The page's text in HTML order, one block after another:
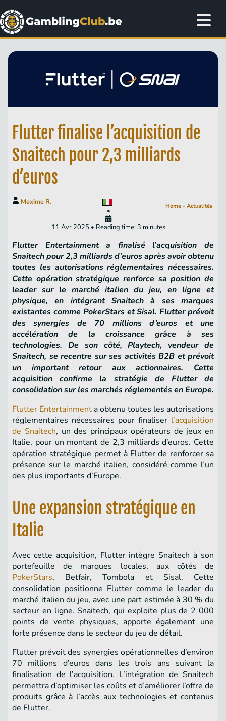
Flutter finalise l’acquisition de
Snaitech pour 2,3 milliards
d’euros
Maxime R.
•
11 Avr 2025 • Reading time: 3 minutes
Home - Actualités
Flutter Entertainment a finalisé l’acquisition de
Snaitech pour 2,3 milliards d’euros après avoir obtenu
toutes les autorisations réglementaires nécessaires.
Cette opération stratégique renforce sa position de
leader sur le marché italien du jeu, en ligne et
physique, en intégrant Snaitech à ses marques
existantes comme PokerStars et Sisal. Flutter prévoit
des synergies de 70 millions d’euros et une
accélération de la croissance grâce à ses
technologies. De son côté, Playtech, vendeur de
Snaitech, se recentre sur ses activités B2B et prévoit
un important retour aux actionnaires. Cette
acquisition confirme la stratégie de Flutter de
consolidation sur les marchés réglementés en Europe.
Flutter Entertainment a obtenu toutes les autorisations
réglementaires nécessaires pour finaliser l’acquisition
de Snaitech, un des principaux opérateurs de jeux en
Italie, pour un montant de 2,3 milliards d’euros. Cette
opération stratégique permet à Flutter de renforcer sa
présence sur le marché italien, considéré comme l’un
des plus importants d’Europe. ​
Une expansion stratégique en
Italie
Avec cette acquisition, Flutter intègre Snaitech à son
portefeuille de marques locales, aux côtés de
PokerStars, Betfair, Tombola et Sisal. Cette
consolidation positionne Flutter comme le leader du
marché italien du jeu, avec une part estimée à 30 % du
secteur en ligne. Snaitech, qui exploite plus de 2 000
points de vente physiques, apporte également une
forte présence dans le secteur du jeu de détail.
Flutter prévoit des synergies opérationnelles d’environ
70 millions d’euros dans les trois ans suivant la
finalisation de l’acquisition. L’intégration de Snaitech
permettra d’optimiser les coûts et d’améliorer l’offre de
produits grâce à l’accès aux technologies et contenus
de Flutter.